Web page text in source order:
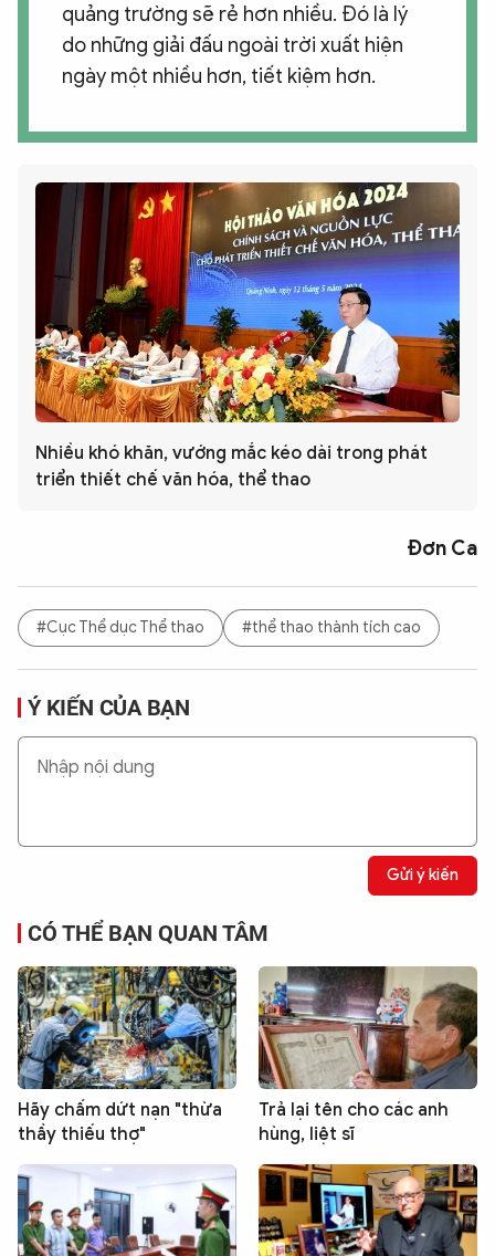
quảng trường sẽ rẻ hơn nhiều. Đó là lý
do những giải đấu ngoài trời xuất hiện
ngày một nhiều hơn, tiết kiệm hơn.
Nhiều khó khăn, vướng mắc kéo dài trong phát
triển thiết chế văn hóa, thể thao
Đơn Ca
#Cục Thể dục Thể thao #thể thao thành tích cao
Ý KIẾN CỦA BẠN
Gửi ý kiến
CÓ THỂ BẠN QUAN TÂM
Hãy chấm dứt nạn "thừa
thầy thiếu thợ"
Trả lại tên cho các anh
hùng, liệt sĩ